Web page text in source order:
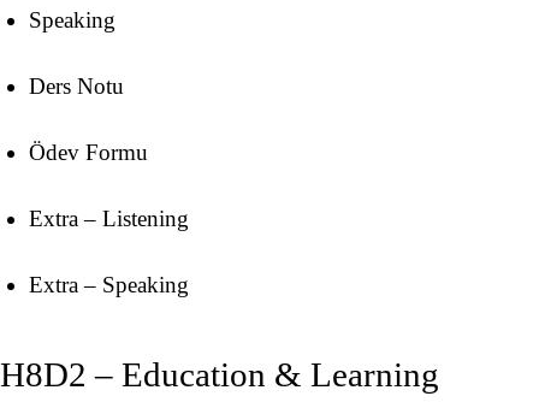
Speaking
Ders Notu
Ödev Formu
Extra – Listening
Extra – Speaking
H8D2 – Education & Learning